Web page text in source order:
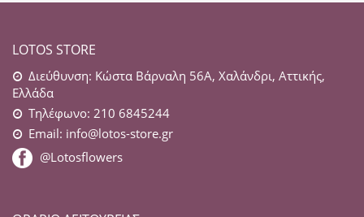
LOTOS STORE
Διεύθυνση: Κώστα Βάρναλη 56Α, Χαλάνδρι, Αττικής,
Ελλάδα
Τηλέφωνο: 210 6845244
Email: info@lotos-store.gr
@Lotosflowers